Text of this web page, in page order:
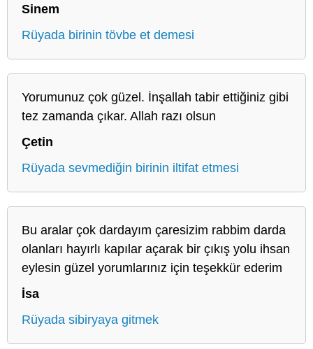
Sinem
Rüyada birinin tövbe et demesi
Yorumunuz çok güzel. İnşallah tabir ettiğiniz gibi
tez zamanda çıkar. Allah razı olsun
Çetin
Rüyada sevmediğin birinin iltifat etmesi
Bu aralar çok dardayım çaresizim rabbim darda
olanları hayırlı kapılar açarak bir çıkış yolu ihsan
eylesin güzel yorumlarınız için teşekkür ederim
İsa
Rüyada sibiryaya gitmek